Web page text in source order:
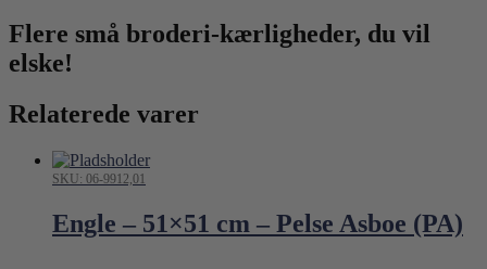
Flere små broderi-kærligheder, du vil
elske!
Relaterede varer
SKU: 06-9912,01
Engle – 51×51 cm – Pelse Asboe (PA)